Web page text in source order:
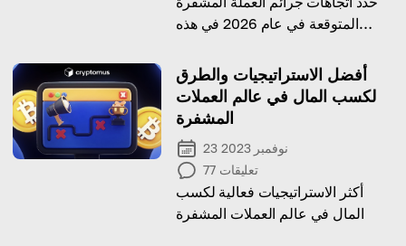
المتوقعة في عام 2026 في هذه
أفضل الاستراتيجيات والطرق
لكسب المال في عالم العملات
المشفرة
23 نوفمبر 2023
77 تعليقات
أكثر الاستراتيجيات فعالية لكسب
المال في عالم العملات المشفرة